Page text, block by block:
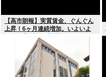
【高市朗報】実質賃金、ぐんぐん
上昇！6ヶ月連続増加。いよいよ
国民も豊かさを実感か？インフレ
加速しなければ